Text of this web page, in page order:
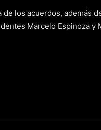
de los acuerdos, además
Marcelo Espinoza y